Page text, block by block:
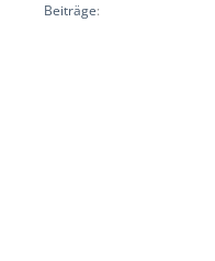
Beiträge